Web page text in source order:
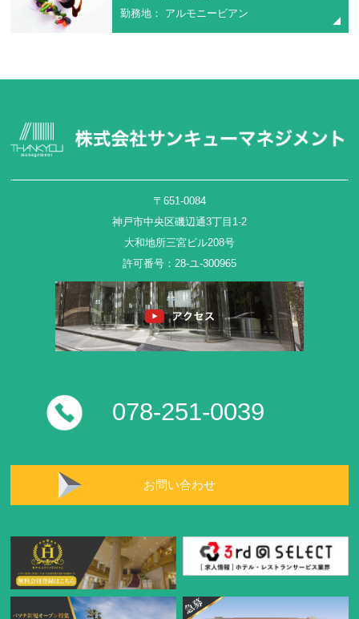
勤務地： アルモニービアン
〒651-0084
神戸市中央区磯辺通3丁目1-2
大和地所三宮ビル208号
許可番号：28-ユ-300965
078-251-0039
お問い合わせ